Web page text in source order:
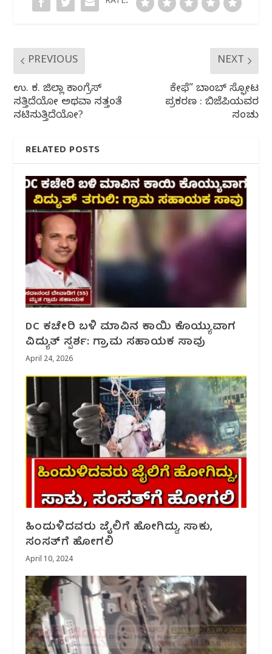
PREVIOUS
ಉ. ಕ. ಜಿಲ್ಲಾ ಕಾಂಗ್ರೆಸ್
ಸತ್ತಿದೆಯೋ ಅಥವಾ ಸತ್ತಂತೆ
ನಟಿಸುತ್ತಿದೆಯೋ?
NEXT
ಕೇಫೆ” ಬಾಂಬ್ ಸ್ಫೋಟ
ಪ್ರಕರಣ : ಬಿಜೆಪಿಯವರ
ಸಂಚು
RELATED POSTS
DC ಕಚೇರಿ ಬಳಿ ಮಾವಿನ ಕಾಯಿ ಕೊಯ್ಯುವಾಗ
ವಿದ್ಯುತ್ ಸ್ಪರ್ಶ: ಗ್ರಾಮ ಸಹಾಯಕ ಸಾವು
April 24, 2026
ಹಿಂದುಳಿದವರು ಜೈಲಿಗೆ ಹೋಗಿದ್ದು, ಸಾಕು,
ಸಂಸತ್‌ಗೆ ಹೋಗಲಿ
April 10, 2024